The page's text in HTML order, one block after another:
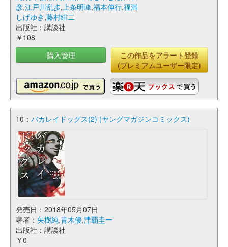
彦,江戸川乱歩,上条明峰,福本伸行,福満
しげゆき ,藤村緋二
出版社：講談社
￥108
購入管理
この作品をアラート登録
(プレミアムユーザー限定)
10： バカレイドッグス(2) (ヤングマガジンコミックス)
発売日：2018年05月07日
著者： 矢樹純,青木優,津覇圭一
出版社：講談社
￥0